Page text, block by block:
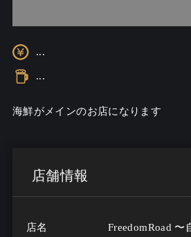
...
...
海鮮がメインのお店になります
店舗情報
店名 FreedomRoad